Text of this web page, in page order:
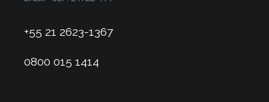
+55 21 2623-1367
0800 015 1414